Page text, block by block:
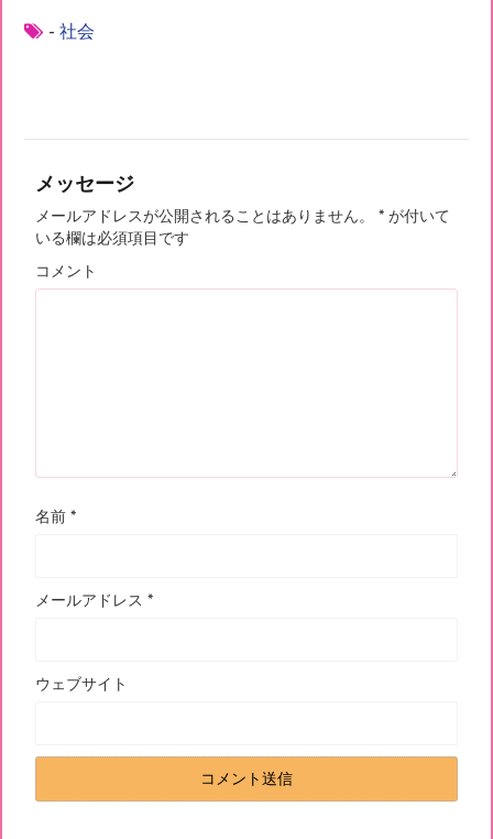
- 社会
メッセージ
メールアドレスが公開されることはありません。 * が付いて
いる欄は必須項目です
コメント
名前 *
メールアドレス *
ウェブサイト